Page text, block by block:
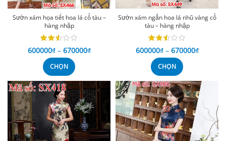
Sườn xám họa tiết hoa lá cổ tàu –
hàng nhập
600000₫ – 670000₫
CHỌN
Sườn xám ngắn hoa lá nhũ vàng cổ
tàu – hàng nhập
600000₫ – 670000₫
CHỌN